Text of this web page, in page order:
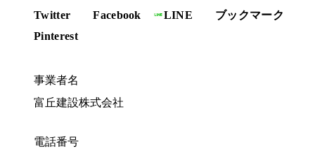
Twitter Facebook LINE
ブックマーク
Pinterest
事業者名
富丘建設株式会社
電話番号